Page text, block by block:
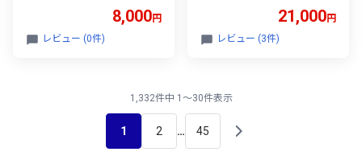
8,000円
レビュー (0件)
ン mikan 蜜柑 柑橘 フルー
ツ 果物 くだもの お取り寄
愛媛県 松山市
21,000円
レビュー (3件)
1,332件中 1～30件表示
1 2 … 45